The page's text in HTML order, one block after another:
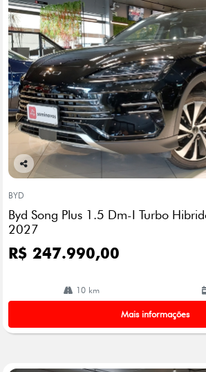
Co
arti
lhe
BYD
Byd Song Plus 1.5 Dm-I Turbo
2027
R$ 247.990,00
10 km
Mais informações